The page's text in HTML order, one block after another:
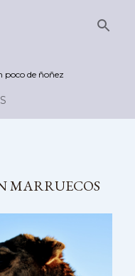
poco de ñoñez
MARRUECOS